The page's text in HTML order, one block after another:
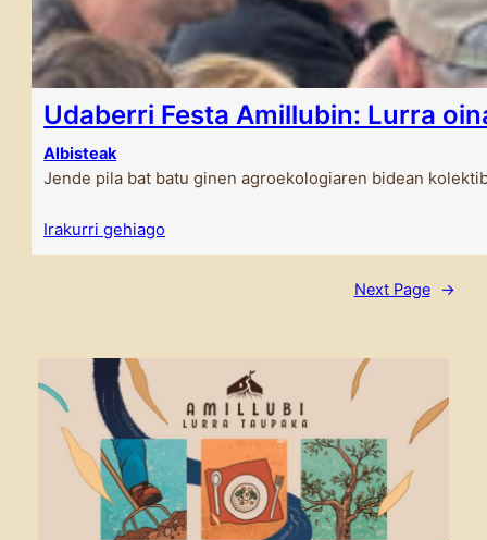
Udaberri Festa Amillubin: Lurra
Albisteak
Jende pila bat batu ginen agroekologiaren bidean
Irakurri gehiago
Next Page →